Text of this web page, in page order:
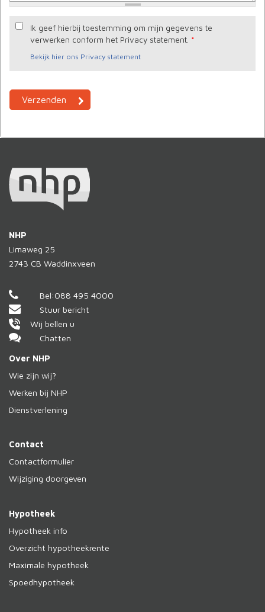
Ik geef hierbij toestemming om mijn gegevens te
verwerken conform het Privacy statement. *
Bekijk hier ons Privacy statement
NHP
Limaweg 25
2743 CB Waddinxveen
Bel:088 495 4000
Stuur bericht
Wij bellen u
Chatten
Over NHP
Wie zijn wij?
Werken bij NHP
Dienstverlening
Contact
Contactformulier
Wijziging doorgeven
Hypotheek
Hypotheek info
Overzicht hypotheekrente
Maximale hypotheek
Spoedhypotheek